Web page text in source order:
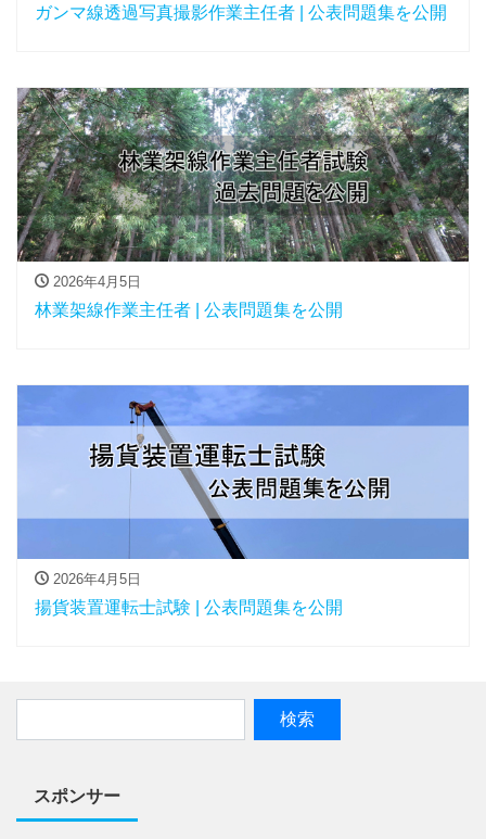
ガンマ線透過写真撮影作業主任者 | 公表問題集を公開
2026年4月5日
林業架線作業主任者 | 公表問題集を公開
2026年4月5日
揚貨装置運転士試験 | 公表問題集を公開
スポンサー